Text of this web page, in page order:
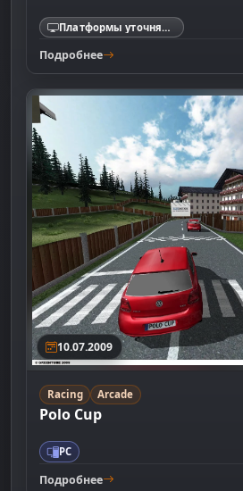
Платформы уточняются
Подробнее
10.07.2009
Racing Arcade
Polo Cup
PC
Подробнее